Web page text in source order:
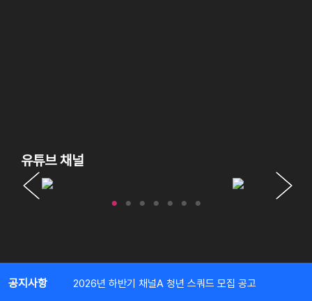
유튜브 채널
공지사항 2026년 하반기 채널A 청년 스쿼드 모집 공고